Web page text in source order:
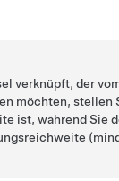
verknüpft, der
möchten, stellen
ist, während Sie